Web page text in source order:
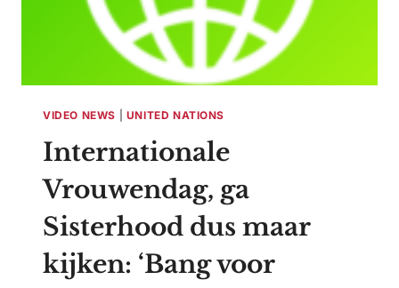
VIDEO NEWS UNITED NATIONS
Internationale
Vrouwendag, ga
Sisterhood dus maar
kijken: ‘Bang voor